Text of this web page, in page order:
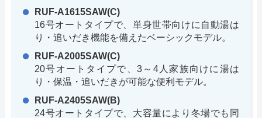
RUF-A1615SAW(C)
16号オートタイプで、単身世帯向けに自動湯は
り・追いだき機能を備えたベーシックモデル。
RUF-A2005SAW(C)
20号オートタイプで、3～4人家族向けに湯は
り・保温・追いだきが可能な便利モデル。
RUF-A2405SAW(B)
24号オートタイプで、大容量により冬場でも同